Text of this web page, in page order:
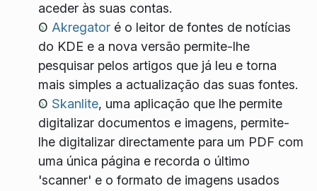
aceder às suas contas.
O Akregator é o leitor de fontes de notícias
do KDE e a nova versão permite-lhe
pesquisar pelos artigos que já leu e torna
mais simples a actualização das suas fontes.
O Skanlite, uma aplicação que lhe permite
digitalizar documentos e imagens, permite-
lhe digitalizar directamente para um PDF com
uma única página e recorda o último
'scanner' e o formato de imagens usados